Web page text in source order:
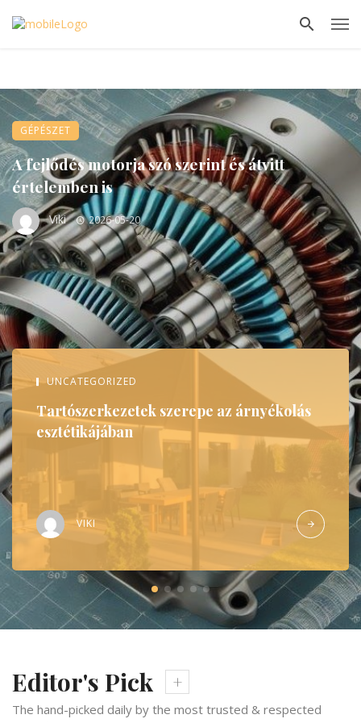
GÉPÉSZET
A fejlődés motorja szó szerint és átvitt
értelemben is
Viki 2026-05-20
UNCATEGORIZED
Tartószerkezetek szerepe az árnyékolás
esztétikájában
VIKI
Editor's Pick
The hand-picked daily by the most trusted & respected